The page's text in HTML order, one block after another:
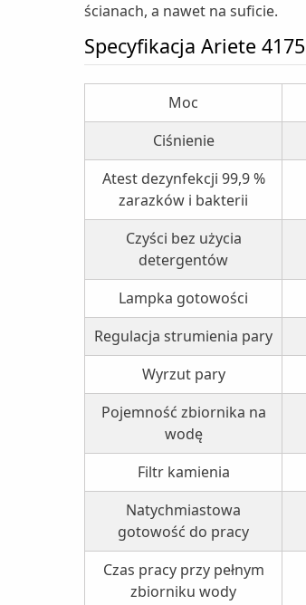
ścianach, a nawet na suficie.
Specyfikacja Ariete 4175
Moc
Ciśnienie
Atest dezynfekcji 99,9 %
zarazków i bakterii
Czyści bez użycia
detergentów
Lampka gotowości
Regulacja strumienia pary
Wyrzut pary
Pojemność zbiornika na
wodę
Filtr kamienia
Natychmiastowa
gotowość do pracy
Czas pracy przy pełnym
zbiorniku wody